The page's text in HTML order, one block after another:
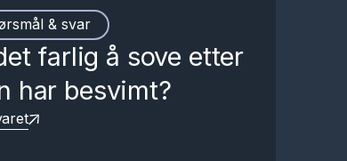
& svar
farlig å sove etter
har besvimt?